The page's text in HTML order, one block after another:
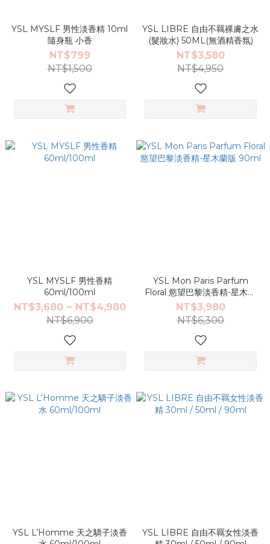
YSL MYSLF 男性淡香精 10ml
隨身瓶 小香
NT$799
NT$1,500
YSL LIBRE 自由不羈裸膚之水
(髮妝水) 50ML(無酒精香氛)
NT$3,580
NT$4,950
YSL MYSLF 男性香精
60ml/100ml
NT$3,680 ~ NT$4,980
NT$6,900
YSL Mon Paris Parfum
Floral 慾望巴黎淡香精-星木蘭
版 90ml
NT$3,980
NT$6,300
YSL L’Homme 天之驕子淡香
YSL LIBRE 自由不羈女性淡香